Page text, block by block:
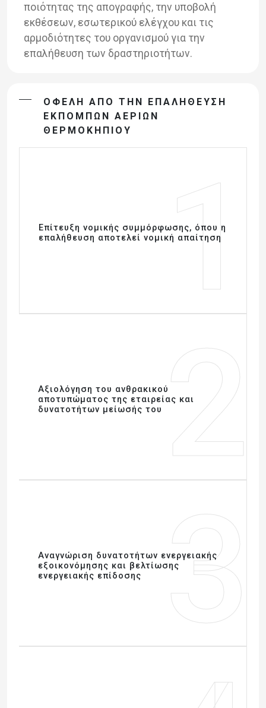
ποιότητας της απογραφής, την υποβολή
εκθέσεων, εσωτερικού ελέγχου και τις
αρμοδιότητες του οργανισμού για την
επαλήθευση των δραστηριοτήτων.
ΟΦΕΛΗ ΑΠΟ ΤΗΝ ΕΠΑΛΗΘΕΥΣΗ
ΕΚΠΟΜΠΩΝ ΑΕΡΙΩΝ
ΘΕΡΜΟΚΗΠΙΟΥ
Επίτευξη νομικής συμμόρφωσης, όπου η
επαλήθευση αποτελεί νομική απαίτηση
1
Αξιολόγηση του ανθρακικού
αποτυπώματος της εταιρείας και
δυνατοτήτων μείωσής του 2
Αναγνώριση δυνατοτήτων ενεργειακής
εξοικονόμησης και βελτίωσης
ενεργειακής επίδοσης
3